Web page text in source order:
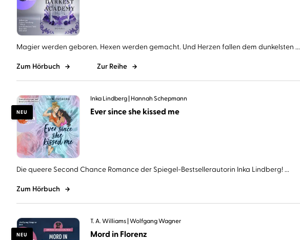
Magier werden geboren. Hexen werden gemacht. Und Herzen fallen dem dunkelsten ...
Zum Hörbuch Zur Reihe
NEU
Inka Lindberg Hannah Schepmann
Ever since she kissed me
Die queere Second Chance Romance der Spiegel-Bestsellerautorin Inka Lindberg! ...
Zum Hörbuch
NEU
T. A. Williams Wolfgang Wagner
Mord in Florenz